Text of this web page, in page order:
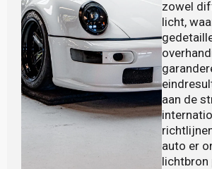
zowel
licht,
aan de
auto er
lichtbron